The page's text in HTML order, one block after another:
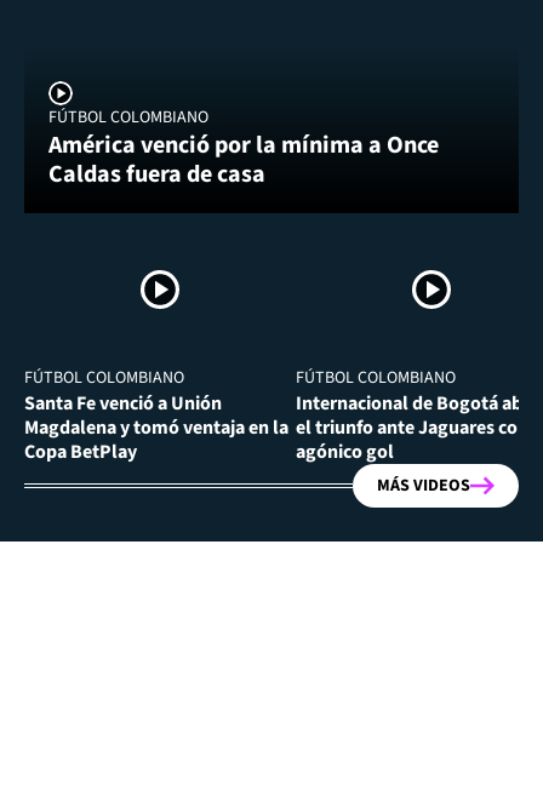
FÚTBOL COLOMBIANO
América venció por la mínima a Once
Caldas fuera de casa
FÚTBOL COLOMBIANO
Santa Fe venció a Unión
Magdalena y tomó ventaja en la
Copa BetPlay
FÚTBOL COLOMBIANO
Internacional de Bogotá
el triunfo ante Jaguares con
agónico gol
MÁS VIDEOS